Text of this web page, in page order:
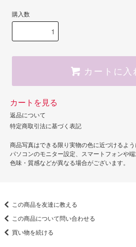
購入数
カートに入
カートを見る
返品について
特定商取引法に基づく表記
商品写真はできる限り実物の色に近づけるよ
パソコンのモニター設定、スマートフォンや
色味・質感などが異なる場合がございます。
この商品を友達に教える
この商品について問い合わせる
買い物を続ける